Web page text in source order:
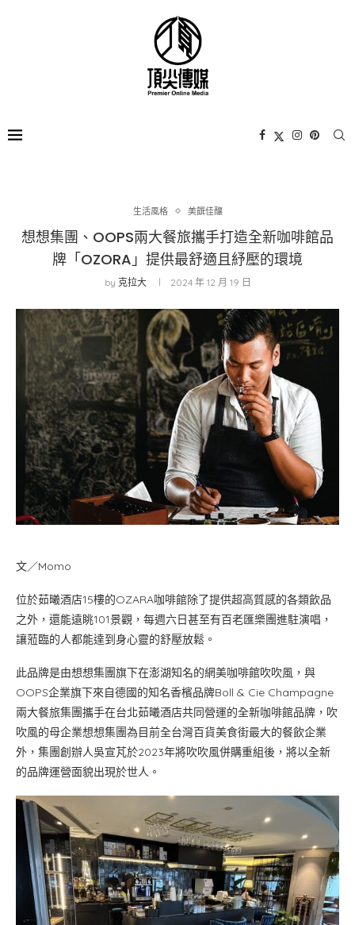
生活風格 美饌佳釀
想想集團、OOPS兩大餐旅攜手打造全新咖啡館品
牌「OZORA」提供最舒適且紓壓的環境
by 克拉大 2024 年 12 月 19 日
文／Momo
位於茹曦酒店15樓的OZARA咖啡館除了提供超高質感的各類飲品
之外，還能遠眺101景觀，每週六日甚至有百老匯樂團進駐演唱，
讓蒞臨的人都能達到身心靈的舒壓放鬆。
此品牌是由想想集團旗下在澎湖知名的網美咖啡館吹吹風，與
OOPS企業旗下來自德國的知名香檳品牌Boll & Cie Champagne
兩大餐旅集團攜手在台北茹曦酒店共同營運的全新咖啡館品牌，吹
吹風的母企業想想集團為目前全台灣百貨美食街最大的餐飲企業
外，集團創辦人吳宣芃於2023年將吹吹風併購重組後，將以全新
的品牌運營面貌出現於世人。